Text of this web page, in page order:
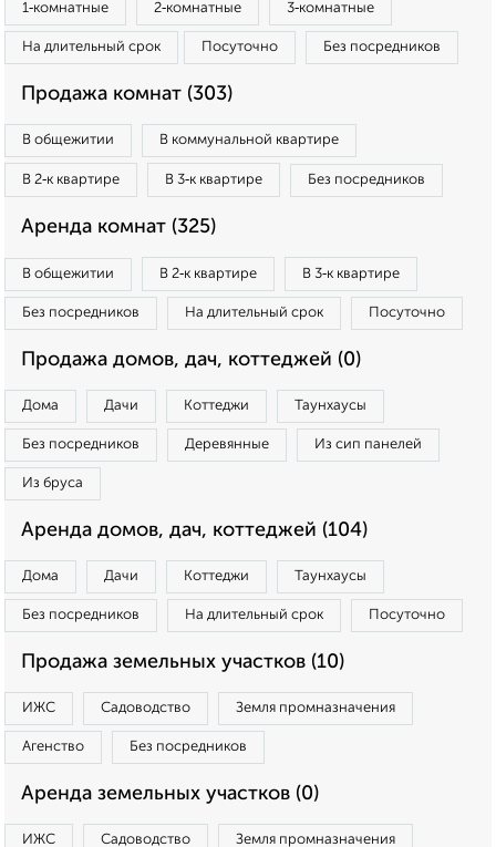
1‑комнатные 2‑комнатные 3‑комнатные
На длительный срок Посуточно Без посредников
Продажа комнат (303)
В общежитии В коммунальной квартире
В 2‑к квартире В 3‑к квартире Без посредников
Аренда комнат (325)
В общежитии В 2‑к квартире В 3‑к квартире
Без посредников На длительный срок Посуточно
Продажа домов, дач, коттеджей (0)
Дома Дачи Коттеджи Таунхаусы
Без посредников Деревянные Из сип панелей
Из бруса
Аренда домов, дач, коттеджей (104)
Дома Дачи Коттеджи Таунхаусы
Без посредников На длительный срок Посуточно
Продажа земельных участков (10)
ИЖС Садоводство Земля промназначения
Агенство Без посредников
Аренда земельных участков (0)
ИЖС Садоводство Земля промназначения